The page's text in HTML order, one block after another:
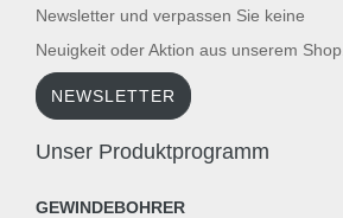
Newsletter und verpassen Sie keine
Neuigkeit oder Aktion aus unserem Shop.
NEWSLETTER
Unser Produktprogramm
GEWINDEBOHRER